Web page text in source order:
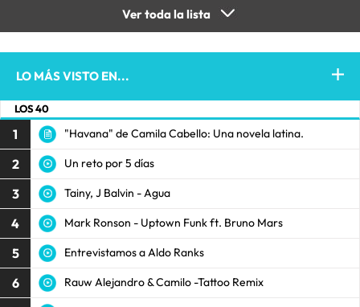
Ver toda la lista
LO MÁS VISTO EN...
LOS 40
1 "Havana" de Camila Cabello: Una novela latina.
2 Un reto por 5 días
3 Tainy, J Balvin - Agua
4 Mark Ronson - Uptown Funk ft. Bruno Mars
5 Entrevistamos a Aldo Ranks
6 Rauw Alejandro & Camilo -Tattoo Remix